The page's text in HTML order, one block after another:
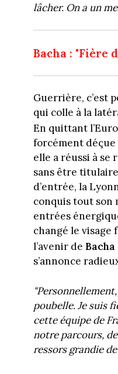
lâcher. On a un
Bacha : "Fière
Guerrière, c’est
qui colle à la
En quittant
forcément
elle a réussi à se
sans être
d’entrée, la
conquis tout son
entrées
changé le visage
l’avenir de Bacha
s’annonce
poubelle. Je suis
cette équipe de
notre parcours,
ressors grandie